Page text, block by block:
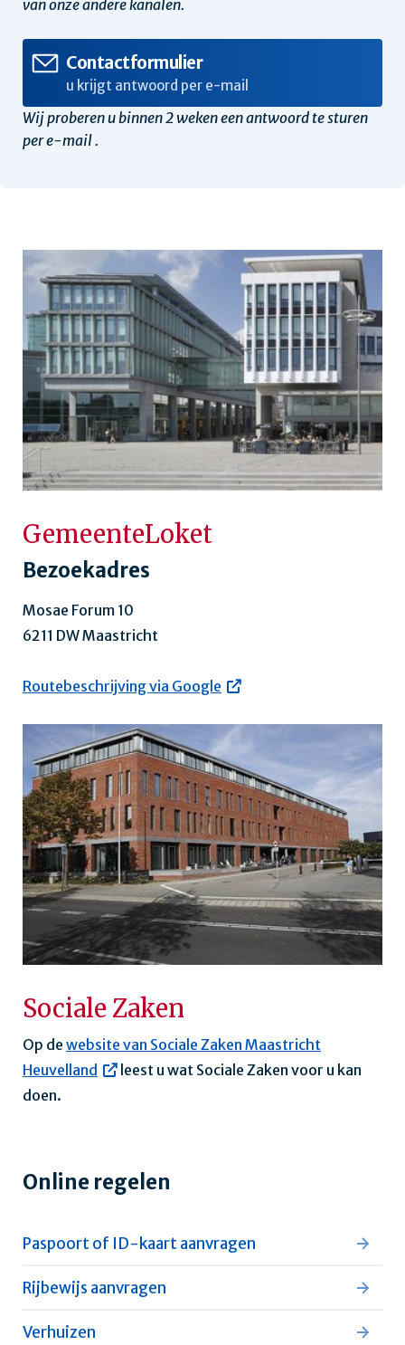
van onze andere kanalen.
Contactformulier
u krijgt antwoord per e-mail
Wij proberen u binnen 2 weken een antwoord te sturen
per e-mail .
GemeenteLoket
Bezoekadres
Mosae Forum 10
6211 DW Maastricht
Routebeschrijving via Google
Sociale Zaken
Op de website van Sociale Zaken Maastricht
Heuvelland
leest u wat Sociale Zaken voor u kan
doen.
Online regelen
Paspoort of ID-kaart aanvragen
Rijbewijs aanvragen
Verhuizen